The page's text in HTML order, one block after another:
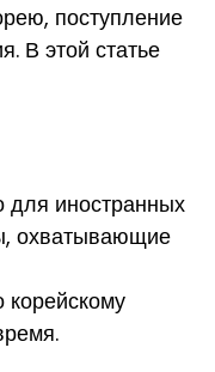
поступление
В этой статье
для иностранных
охватывающие